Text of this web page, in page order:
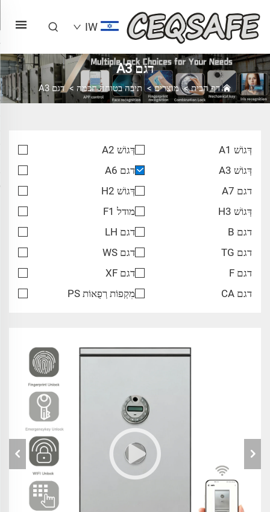
IW
דגם A3
דף הבית>מוצרים>תיבה בטוחה חכמה >דגם A3
דְּגוֹשׁ A1
דְּגוֹשׁ A2
דְּגוֹשׁ A3
דגם A6
דגם A7
דְּגוֹשׁ H2
דְּגוֹשׁ H3
מודל F1
דגם B
דגם LH
דגם TG
דגם WS
דגם F
דגם XF
דגם CA
מִקְפוֹת רְפֻאוֹת PS